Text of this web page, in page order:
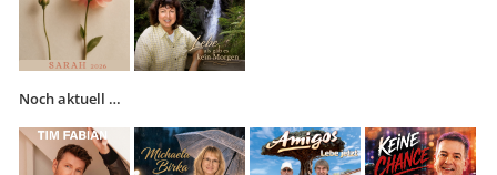
Noch aktuell …